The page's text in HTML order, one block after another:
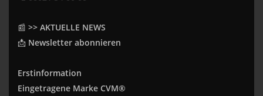
📰 >> AKTUELLE NEWS
📩 Newsletter abonnieren
Erstinformation
Eingetragene Marke CVM®